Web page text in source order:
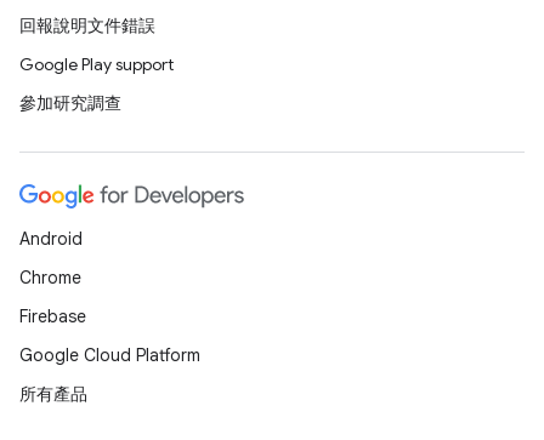
回報說明文件錯誤
Google Play support
參加研究調查
Android
Chrome
Firebase
Google Cloud Platform
所有產品